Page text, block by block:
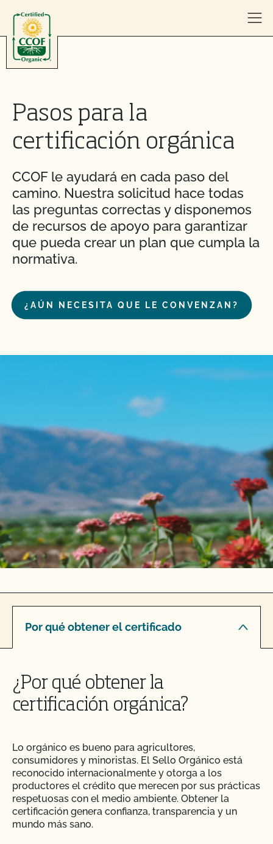
Pasos para la
certificación orgánica
CCOF le ayudará en cada paso del
camino. Nuestra solicitud hace todas
las preguntas correctas y disponemos
de recursos de apoyo para garantizar
que pueda crear un plan que cumpla la
normativa.
¿AÚN NECESITA QUE LE CONVENZAN?
Por qué obtener el certificado
¿Por qué obtener la
certificación orgánica?
Lo orgánico es bueno para agricultores,
consumidores y minoristas. El Sello Orgánico está
reconocido internacionalmente y otorga a los
productores el crédito que merecen por sus prácticas
respetuosas con el medio ambiente. Obtener la
certificación genera confianza, transparencia y un
mundo más sano.